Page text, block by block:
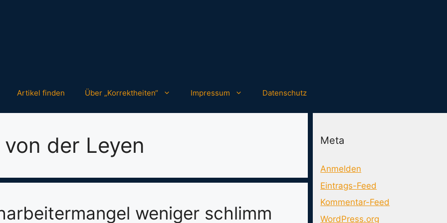
Artikel finden Über „Korrektheiten“ Impressum Datenschutz
der Leyen
weniger schlimm
Meta
Anmelden
Eintrags-Feed
Kommentar-Feed
WordPress.org